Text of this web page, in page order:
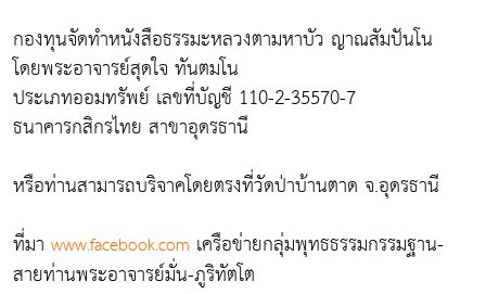
กองทุนจัดทำหนังสือธรรมะหลวงตามหาบัว ญาณสัมปันโน
โดยพระอาจารย์สุดใจ ทันตมโน
ประเภทออมทรัพย์ เลขที่บัญชี 110-2-35570-7
ธนาคารกสิกรไทย สาขาอุดรธานี
หรือท่านสามารถบริจาคโดยตรงที่วัดป่าบ้านตาด จ.อุดรธานี
ที่มา www.facebook.com เครือข่ายกลุ่มพุทธธรรมกรรมฐาน-
สายท่านพระอาจารย์มั่น-ภูริทัตโต